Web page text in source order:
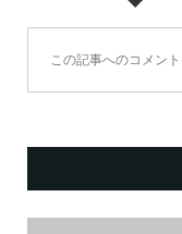
この記事へのコメント